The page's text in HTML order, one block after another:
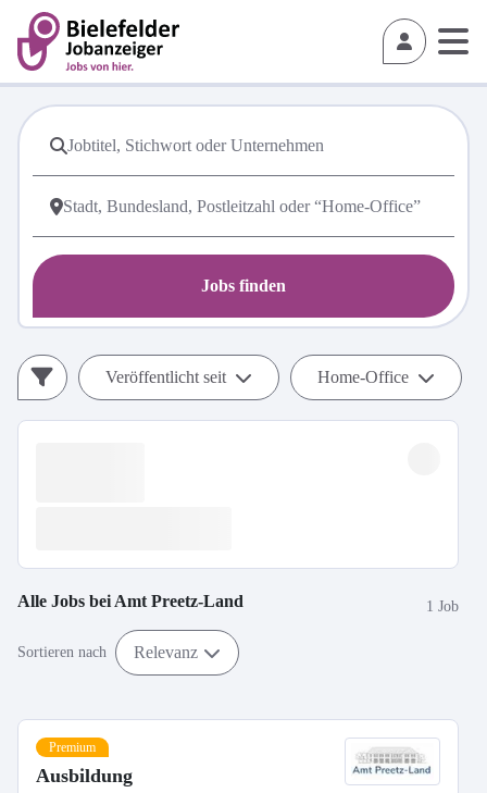
Jobs finden
Veröffentlicht seit Home-Office
Alle Jobs bei Amt Preetz-Land 1 Job
Sortieren nach Relevanz
Premium
Ausbildung